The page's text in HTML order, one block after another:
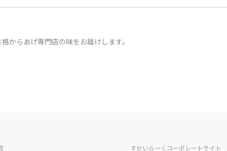
からあげ専門店の味をお届けします。
すかいらーくコーポレートサイト